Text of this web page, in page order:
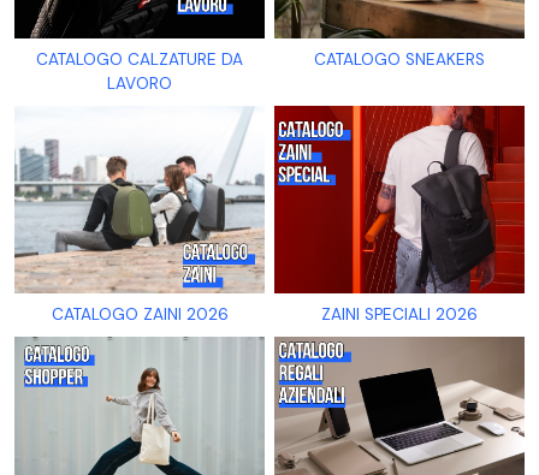
CATALOGO CALZATURE DA
LAVORO
CATALOGO SNEAKERS
CATALOGO ZAINI 2026 ZAINI SPECIALI 2026